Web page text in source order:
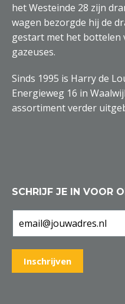
het Westeinde 28 zijn
wagen bezorgde hij de
gestart met het bottelen
gazeuses.
Sinds 1995 is Harry de
Energieweg 16 in
assortiment verder
SCHRIJF JE IN VOOR